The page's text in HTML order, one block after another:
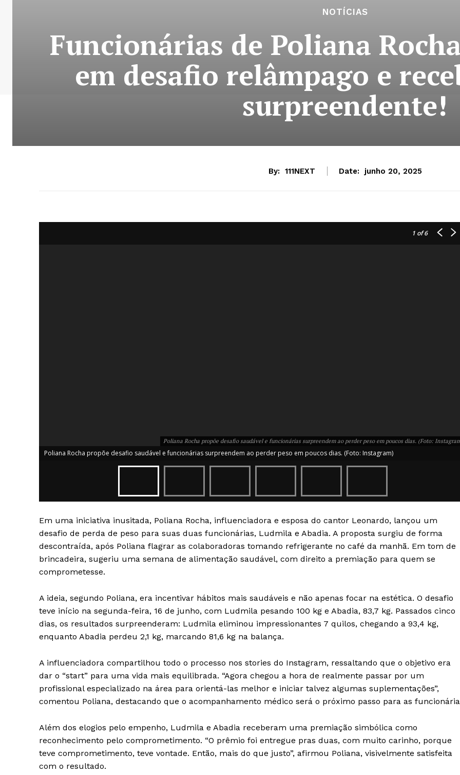
Magazine PRO
SUBSCRIBE NOW
Sobre Nós
Anuncie
Política de Privacidade e Cookies
RSS
NOTÍCIAS
Funcionárias de Poliana
em desafio relâmpago e
surpreendente!
By: 111NEXT Date: junho 20, 2025
1 of 6
Poliana Rocha propõe desafio saudável e funcionárias surpreendem ao perder peso em poucos dias. (Foto:
Poliana Rocha propõe desafio saudável e funcionárias surpreendem ao perder peso em poucos dias. (Foto: Instagram)
Em uma iniciativa inusitada, Poliana Rocha, influenciadora e esposa do cantor Leonardo, lançou um
desafio de perda de peso para suas duas funcionárias, Ludmila e Abadia. A proposta surgiu de forma
descontraída, após Poliana flagrar as colaboradoras tomando refrigerante no café da manhã. Em tom de
brincadeira, sugeriu uma semana de alimentação saudável, com direito a premiação para quem se
comprometesse.
A ideia, segundo Poliana, era incentivar hábitos mais saudáveis e não apenas focar na estética. O desafio
teve início na segunda-feira, 16 de junho, com Ludmila pesando 100 kg e Abadia, 83,7 kg. Passados cinco
dias, os resultados surpreenderam: Ludmila eliminou impressionantes 7 quilos, chegando a 93,4 kg,
enquanto Abadia perdeu 2,1 kg, marcando 81,6 kg na balança.
A influenciadora compartilhou todo o processo nos stories do Instagram, ressaltando que o objetivo era
dar o “start” para uma vida mais equilibrada. “Agora chegou a hora de realmente passar por um
profissional especializado na área para orientá-las melhor e iniciar talvez algumas suplementações”,
comentou Poliana, destacando que o acompanhamento médico será o próximo passo para as
Além dos elogios pelo empenho, Ludmila e Abadia receberam uma premiação simbólica como
reconhecimento pelo comprometimento. “O prêmio foi entregue pras duas, com muito carinho, porque
teve comprometimento, teve vontade. Então, mais do que justo”, afirmou Poliana, visivelmente satisfeita
com o resultado.